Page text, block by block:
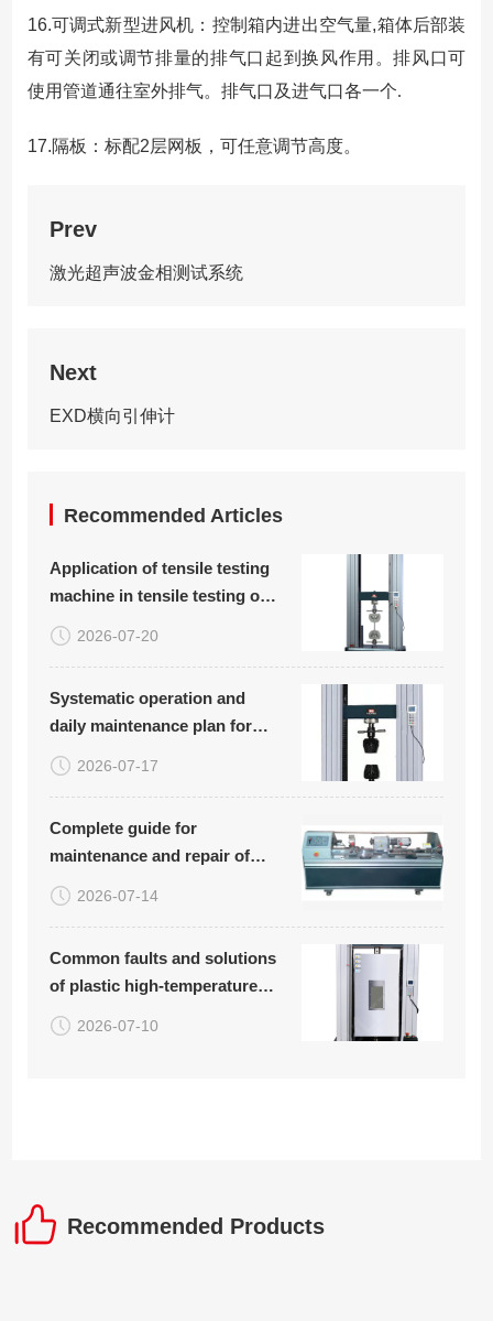
16.可调式新型进风机：控制箱内进出空气量,箱体后部装
有可关闭或调节排量的排气口起到换风作用。排风口可
使用管道通往室外排气。排气口及进气口各一个.
17.隔板：标配2层网板，可任意调节高度。
Prev
激光超声波金相测试系统
Next
EXD横向引伸计
Recommended Articles
Application of tensile testing
machine in tensile testing of
plastic woven bags
2026-07-20
Systematic operation and
daily maintenance plan for
carbon fiber board tensile
compression bending testing
2026-07-17
Complete guide for
maintenance and repair of
rotary bending fatigue testing
machine (with common
attached)
2026-07-14
Common faults and solutions
of plastic high-temperature
tensile testing machine
2026-07-10
Recommended Products